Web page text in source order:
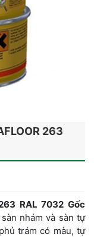
263
RAL 7032 Gốc
nhám và sàn tự
trám có màu, tự